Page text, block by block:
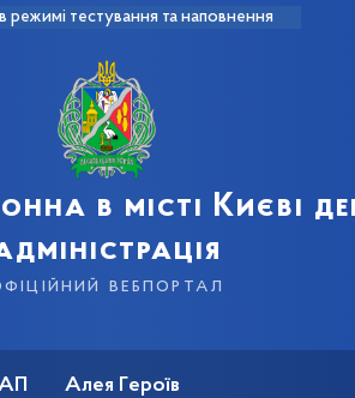
режимі тестування та наповнення
в місті Києві
вебпортал
Алея Героїв